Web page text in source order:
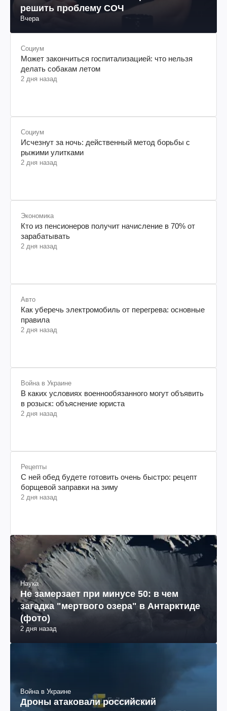
решить проблему СОЧ
Вчера
Социум
Может закончиться госпитализацией: что нельзя
делать собакам летом
2 дня назад
Социум
Исчезнут за ночь: действенный метод борьбы с
рыжими улитками
2 дня назад
Экономика
Кто из пенсионеров получит начисление в 70% от
зарабатывать
2 дня назад
Авто
Как уберечь электромобиль от перегрева: основные
правила
2 дня назад
Война в Украине
В каких условиях военнообязанного могут объявить
в розыск: объяснение юриста
2 дня назад
Рецепты
С ней обед будете готовить очень быстро: рецепт
борщевой заправки на зиму
2 дня назад
Наука
Не замерзает при минусе 50: в чем
загадка "мертвого озера" в Антарктиде
(фото)
2 дня назад
Война в Украине
Дроны атаковали российский